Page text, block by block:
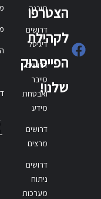
הצטרפו
לקהילת
הפייסבוק
שלנו!
תוכנה
דרושים
דיגיטל
דרושים
סייבר
ואבטחת
מידע
דרושים
מרצים
דרושים
ניתוח
מערכות